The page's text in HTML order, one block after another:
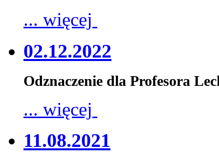
... więcej
02.12.2022
Odznaczenie dla Profesora
... więcej
11.08.2021